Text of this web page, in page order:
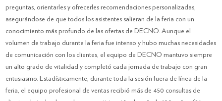
preguntas, orientarles y ofrecerles recomendaciones personalizadas,
asegurándose de que todos los asistentes salieran de la feria con un
conocimiento más profundo de las ofertas de DECNO. Aunque el
volumen de trabajo durante la feria fue intenso y hubo muchas necesidades
de comunicación con los clientes, el equipo de DECNO mantuvo siempre
un alto grado de vitalidad y completó cada jornada de trabajo con gran
entusiasmo. Estadísticamente, durante toda la sesión fuera de línea de la
feria, el equipo profesional de ventas recibió más de 450 consultas de